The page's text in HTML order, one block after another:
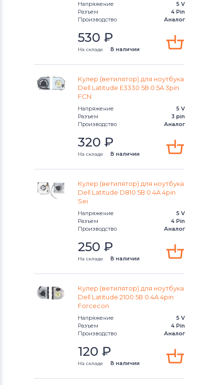
Вентиляторы (кулеры)
Вентиляторы (кулеры)Clevo
Вентиляторы (кулеры) Fujitsu-
Вентиляторы (кулеры)
Вентиляторы (кулеры)
Вентиляторы (кулеры)NEC
Вентиляторы (кулеры) iRu
Вентиляторы (кулеры)
Вентиляторы (кулеры)
Вентиляторы (кулеры)
Вентиляторы (кулеры)
Универсальный
Вентиляторы (кулеры)
Вентиляторы (кулеры)
Вентиляторы (кулеры)
Studio XPS
Напряжение
5 V
Разъем
4 Pin
Производство
Аналог
530 ₽
На складе В наличии
Кулер (ветилятор) для ноутбука
Dell Latitude E3330 5В 0.5A 3pin
FCN
Напряжение
5 V
Разъем
3 pin
Производство
Аналог
320 ₽
На складе В наличии
Кулер (ветилятор) для ноутбука
Dell Latitude D810 5В 0.4A 4pin
Sei
Напряжение
5 V
Разъем
4 Pin
Производство
Аналог
250 ₽
На складе В наличии
Кулер (ветилятор) для ноутбука
Dell Latitude 2100 5В 0.4A 4pin
Forcecon
Напряжение
5 V
Разъем
4 Pin
Производство
Аналог
120 ₽
На складе В наличии